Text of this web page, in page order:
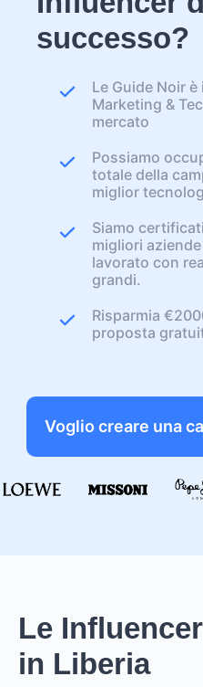
successo?
Le Guide Noir
Marketing &
mercato
Possiamo
totale della
miglior
Siamo
migliori
lavorato con
grandi.
Risparmia
proposta
Voglio creare una
Le
in Liberia